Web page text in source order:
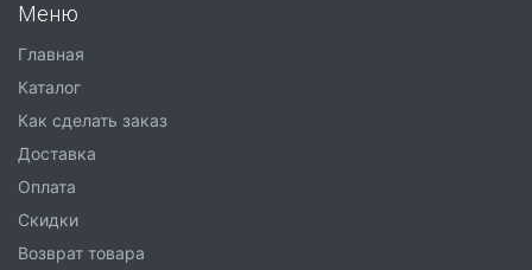
Меню
Главная
Каталог
Как сделать заказ
Доставка
Оплата
Скидки
Возврат товара